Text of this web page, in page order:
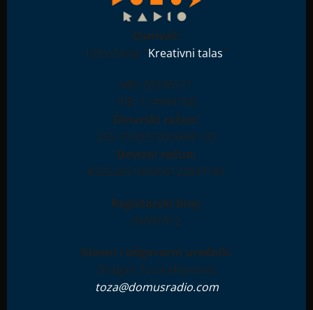
Osnivač:
Udruženje "Kreativni talas"
MB: 28396511
PIB: 114944708
Dinarski račun:
265-7590310000841-93
Devizni račun:
RS35265100000123897181
Registarski broj:
IN001612
Glavni i odgovorni urednik:
Dragan Toza Milanović
toza@domusradio.com